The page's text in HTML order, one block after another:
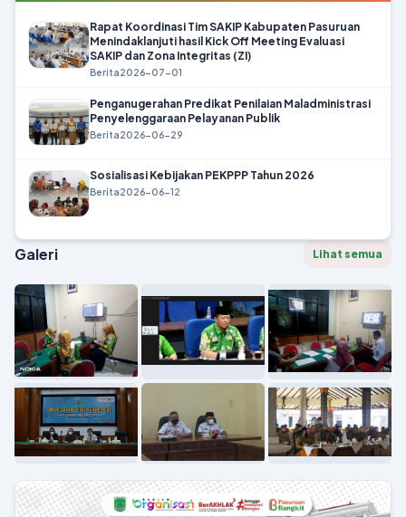
Rapat Koordinasi Tim SAKIP Kabupaten Pasuruan
Menindaklanjuti hasil Kick Off Meeting Evaluasi
SAKIP dan Zona Integritas (ZI)
Berita2026-07-01
Penganugerahan Predikat Penilaian Maladministrasi
Penyelenggaraan Pelayanan Publik
Berita2026-06-29
Sosialisasi Kebijakan PEKPPP Tahun 2026
Berita2026-06-12
Galeri Lihat semua